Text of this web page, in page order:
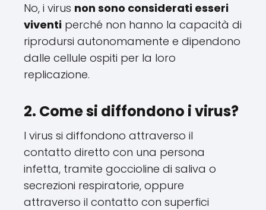
No, i virus non sono considerati esseri
viventi perché non hanno la capacità di
riprodursi autonomamente e dipendono
dalle cellule ospiti per la loro
replicazione.
2. Come si diffondono i virus?
I virus si diffondono attraverso il
contatto diretto con una persona
infetta, tramite goccioline di saliva o
secrezioni respiratorie, oppure
attraverso il contatto con superfici